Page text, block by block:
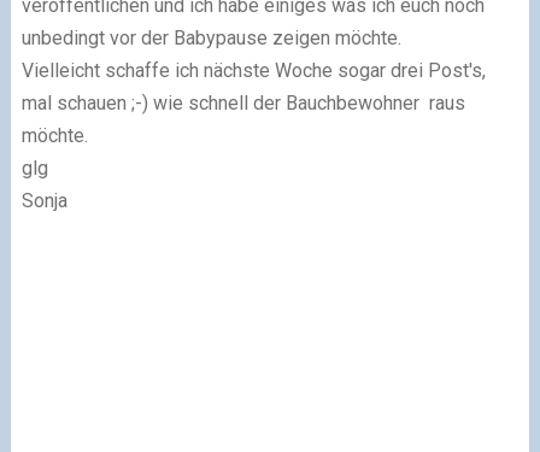
veröffentlichen und ich habe einiges was ich euch noch
unbedingt vor der Babypause zeigen möchte.
Vielleicht schaffe ich nächste Woche sogar drei Post's,
mal schauen ;-) wie schnell der Bauchbewohner raus
möchte.
glg
Sonja